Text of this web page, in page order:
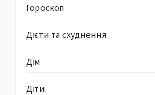
Гороскоп
Дієти та схуднення
Дім
Діти